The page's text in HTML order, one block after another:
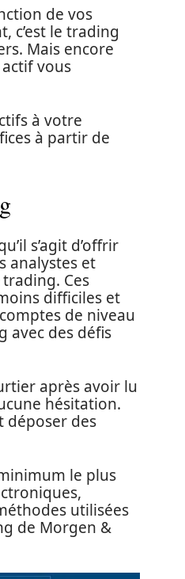
de vos
c’est le trading
Mais encore
vous
à votre
à partir de
s’agit d’offrir
analystes et
Ces
difficiles et
de niveau
avec des défis
après avoir lu
hésitation.
déposer des
le plus
utilisées
de Morgen &